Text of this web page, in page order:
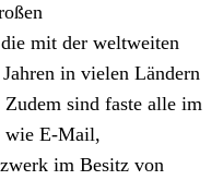
mit der weltweiten
in vielen Ländern
sind faste alle im
wie E-Mail,
im Besitz von